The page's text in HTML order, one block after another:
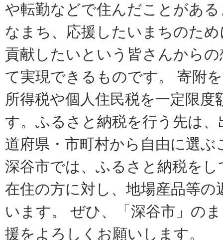
や転勤などで住んだことがあ
なまち、応援したいまちのた
貢献したいという皆さんから
て実現できるものです。 寄附
所得税や個人住民税を一定限度
す。ふるさと納税を行う先は
道府県・市町村から自由に選
深谷市では、ふるさと納税を
在住の方に対し、地場産品等の
います。 ぜひ、「深谷市」の
援をよろしくお願いします。